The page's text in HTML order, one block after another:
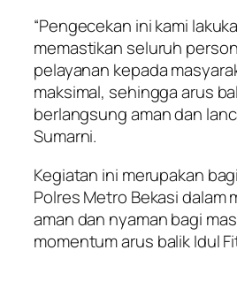
“Pengecekan ini kami
memastikan seluruh
pelayanan kepada
maksimal, sehingga arus
berlangsung aman dan
Sumarni.
Kegiatan ini merupakan
Polres Metro Bekasi dalam
aman dan nyaman bagi
momentum arus balik Idul